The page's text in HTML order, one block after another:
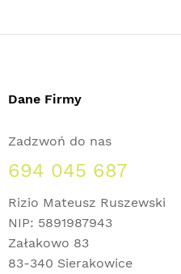
Dane Firmy
Zadzwoń do nas
694 045 687
Rizio Mateusz Ruszewski
NIP: 5891987943
Załakowo 83
83-340 Sierakowice